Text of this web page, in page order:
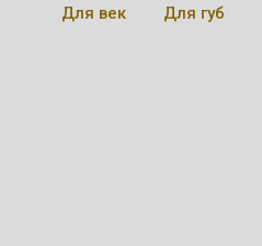
Для век
Для губ